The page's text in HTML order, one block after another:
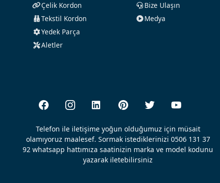
Çelik Kordon
Tekstil Kordon
Yedek Parça
Aletler
Bize Ulaşın
Medya
Telefon ile iletişime yoğun olduğumuz için müsait
olamıyoruz maalesef. Sormak istediklerinizi 0506 131 37
92 whatsapp hattımıza saatinizin marka ve model kodunu
yazarak iletebilirsiniz